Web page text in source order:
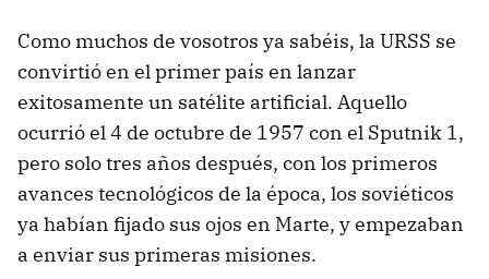
Como muchos de vosotros ya sabéis, la URSS se
convirtió en el primer país en lanzar
exitosamente un satélite artificial. Aquello
ocurrió el 4 de octubre de 1957 con el Sputnik 1,
pero solo tres años después, con los primeros
avances tecnológicos de la época, los soviéticos
ya habían fijado sus ojos en Marte, y empezaban
a enviar sus primeras misiones.